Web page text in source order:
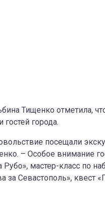
Тищенко отметила,
города.
посещали
– Особое внимание
мастер-класс по
за Севастополь», квест